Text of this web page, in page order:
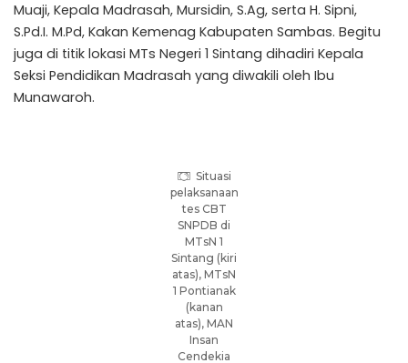
Muaji, Kepala Madrasah, Mursidin, S.Ag, serta H. Sipni,
S.Pd.I. M.Pd, Kakan Kemenag Kabupaten Sambas. Begitu
juga di titik lokasi MTs Negeri 1 Sintang dihadiri Kepala
Seksi Pendidikan Madrasah yang diwakili oleh Ibu
Munawaroh.
Situasi
pelaksanaan
tes CBT
SNPDB di
MTsN 1
Sintang (kiri
atas), MTsN
1 Pontianak
(kanan
atas), MAN
Insan
Cendekia